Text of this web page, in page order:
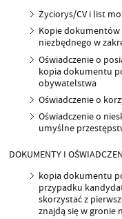
Życiorys/CV i list
Kopie dokumentów
niezbędnego w
Oświadczenie o
kopia dokumentu
obywatelstwa
Oświadczenie o
Oświadczenie o
umyślne
DOKUMENTY I
kopia dokumentu
przypadku
skorzystać z
znajdą się w